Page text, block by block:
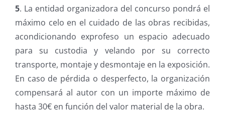
5. La entidad organizadora del concurso pondrá el
máximo celo en el cuidado de las obras recibidas,
acondicionando exprofeso un espacio adecuado
para su custodia y velando por su correcto
transporte, montaje y desmontaje en la exposición.
En caso de pérdida o desperfecto, la organización
compensará al autor con un importe máximo de
hasta 30€ en función del valor material de la obra.